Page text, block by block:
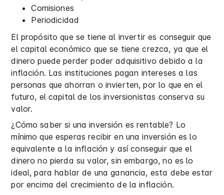
Comisiones
Periodicidad
El propósito que se tiene al invertir es conseguir que
el capital económico que se tiene crezca, ya que el
dinero puede perder poder adquisitivo debido a la
inflación. Las instituciones pagan intereses a las
personas que ahorran o invierten, por lo que en el
futuro, el capital de los inversionistas conserva su
valor.
¿Cómo saber si una inversión es rentable? Lo
mínimo que esperas recibir en una inversión es lo
equivalente a la inflación y así conseguir que el
dinero no pierda su valor, sin embargo, no es lo
ideal, para hablar de una ganancia, esta debe estar
por encima del crecimiento de la inflación.